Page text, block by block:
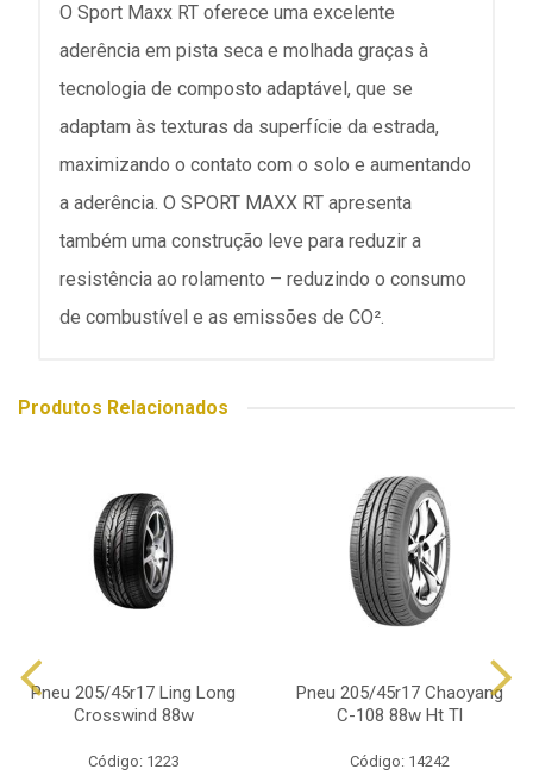
O Sport Maxx RT oferece uma excelente
aderência em pista seca e molhada graças à
tecnologia de composto adaptável, que se
adaptam às texturas da superfície da estrada,
maximizando o contato com o solo e aumentando
a aderência. O SPORT MAXX RT apresenta
também uma construção leve para reduzir a
resistência ao rolamento – reduzindo o consumo
de combustível e as emissões de CO².
Produtos Relacionados
Pneu 205/45r17 Ling Long
Crosswind 88w
Código: 1223
Pneu 205/45r17 Chaoyang
C-108 88w Ht Tl
Código: 14242